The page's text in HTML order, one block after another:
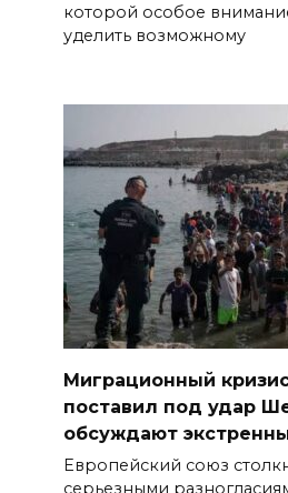
которой особое
уделить возможному
Миграционный
поставил под удар
обсуждают
Европейский союз
серьезными